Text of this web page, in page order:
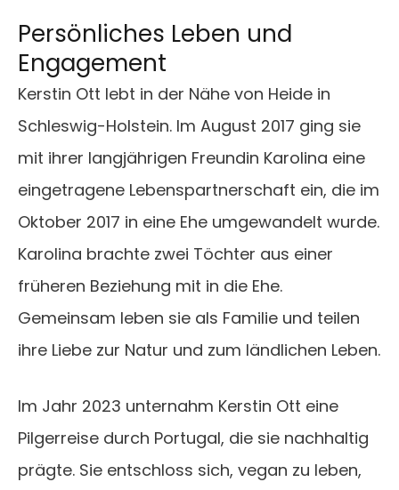
Persönliches Leben und
Engagement
Kerstin Ott lebt in der Nähe von Heide in
Schleswig-Holstein. Im August 2017 ging sie
mit ihrer langjährigen Freundin Karolina eine
eingetragene Lebenspartnerschaft ein, die im
Oktober 2017 in eine Ehe umgewandelt wurde.
Karolina brachte zwei Töchter aus einer
früheren Beziehung mit in die Ehe.
Gemeinsam leben sie als Familie und teilen
ihre Liebe zur Natur und zum ländlichen Leben.
Im Jahr 2023 unternahm Kerstin Ott eine
Pilgerreise durch Portugal, die sie nachhaltig
prägte. Sie entschloss sich, vegan zu leben,